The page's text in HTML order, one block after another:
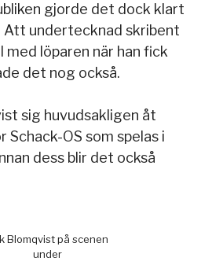
gjorde det dock klart
Att undertecknad skribent
löparen när han fick
det nog också.
sig huvudsakligen åt
Schack-OS som spelas i
dess blir det också
Blomqvist på scenen
under